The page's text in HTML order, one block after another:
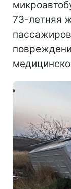
73-летняя